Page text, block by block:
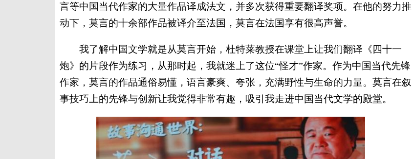
言等中国当代作家的大量作品译成法文，并多次获得重要翻译奖项。在他的努力推
动下，莫言的十余部作品被译介至法国，莫言在法国享有很高声誉。
我了解中国文学就是从莫言开始，杜特莱教授在课堂上让我们翻译《四十一
炮》的片段作为练习，从那时起，我就迷上了这位“怪才”作家。作为中国当代先锋
作家，莫言的作品通俗易懂，语言豪爽、夸张，充满野性与生命的力量。莫言在叙
事技巧上的先锋与创新让我觉得非常有趣，吸引我走进中国当代文学的殿堂。